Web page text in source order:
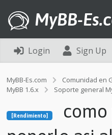
MyBB-
Login Sign Up
MyBB-Es.com Comunidad en
MyBB 1.6.x
Soporte general
[Rendimiento]
como